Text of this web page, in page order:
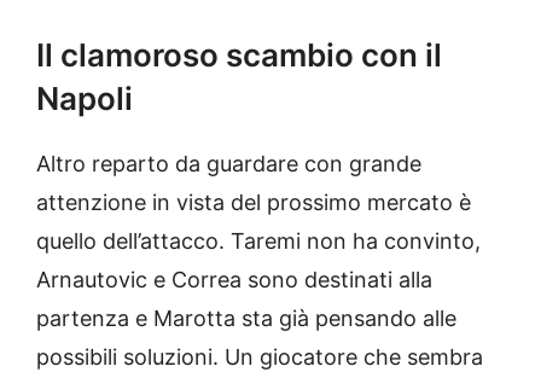
Il clamoroso scambio con il
Napoli
Altro reparto da guardare con grande
attenzione in vista del prossimo mercato è
quello dell’attacco. Taremi non ha convinto,
Arnautovic e Correa sono destinati alla
partenza e Marotta sta già pensando alle
possibili soluzioni. Un giocatore che sembra